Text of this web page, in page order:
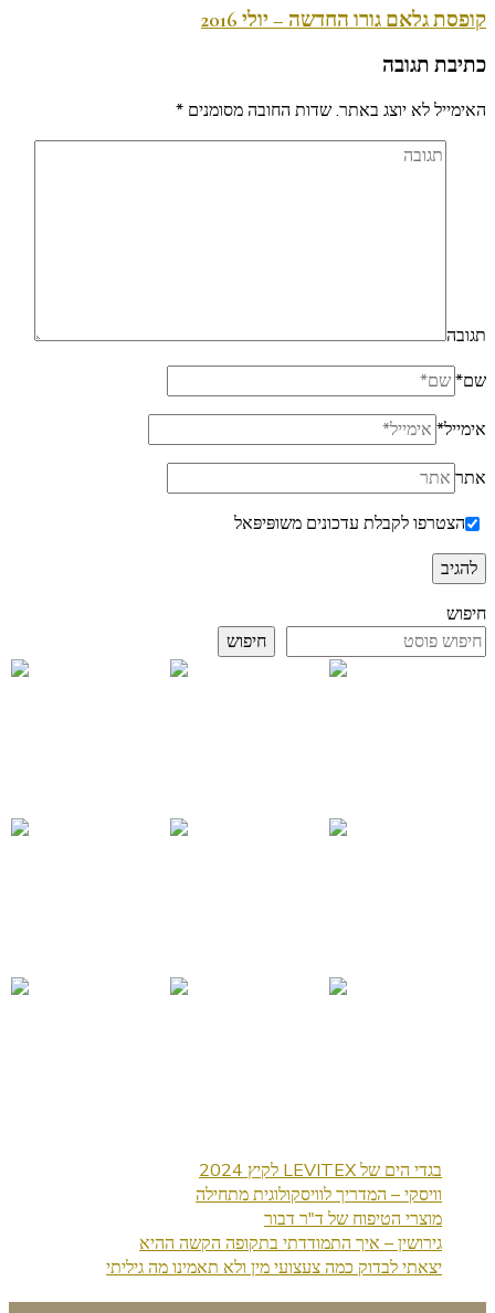
קופסת גלאם גורו החדשה – יולי 2016
כתיבת תגובה
האימייל לא יוצג באתר.שדות החובה מסומנים *
תגובה
שם*
אימייל*
אתר
הצטרפו לקבלת עדכונים משופּיפּאל
חיפוש
חיפוש
בגדי הים של LEVITEX לקיץ 2024
וויסקי – המדריך לוויסקולוגית מתחילה
מוצרי הטיפוח של ד"ר דבור
גירושין – איך התמודדתי בתקופה הקשה ההיא
יצאתי לבדוק כמה צעצועי מין ולא תאמינו מה גיליתי